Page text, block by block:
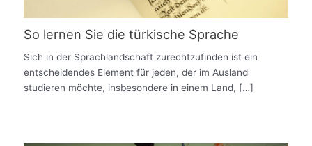
So lernen Sie die türkische Sprache
Sich in der Sprachlandschaft zurechtzufinden ist ein
entscheidendes Element für jeden, der im Ausland
studieren möchte, insbesondere in einem Land, […]